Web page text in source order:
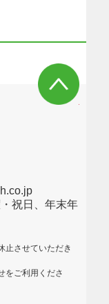
祝日、年末年
止させていただき
をご利用くださ